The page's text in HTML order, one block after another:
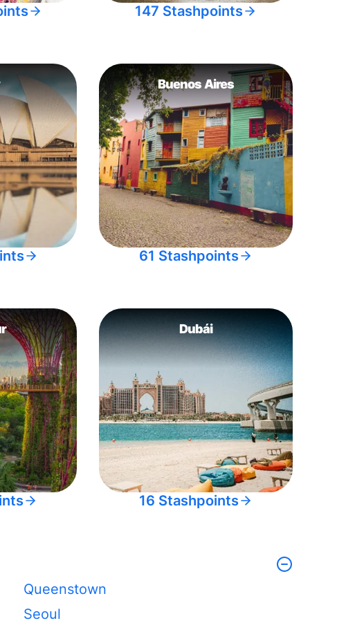
147 Stashpoints
Buenos Aires
61 Stashpoints
Dubái
16 Stashpoints
Queenstown
Seoul